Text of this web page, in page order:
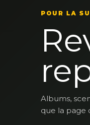
POUR LA
Albums,
que la page